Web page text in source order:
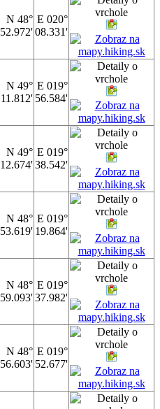
N 48°
52.972'
E 020°
08.331'
N 49°
11.812'
E 019°
56.584'
N 49°
12.674'
E 019°
38.542'
N 48°
53.619'
E 019°
19.864'
N 48°
59.093'
E 019°
37.982'
N 48°
56.603'
E 019°
52.677'